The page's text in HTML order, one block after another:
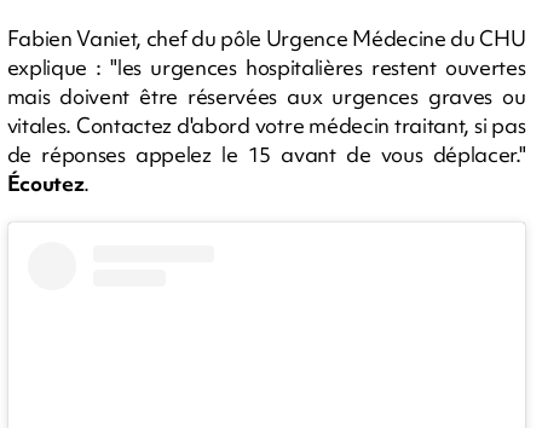
Fabien Vaniet, chef du pôle Urgence Médecine du CHU
explique : "les urgences hospitalières restent ouvertes
mais doivent être réservées aux urgences graves ou
vitales. Contactez d'abord votre médecin traitant, si pas
de réponses appelez le 15 avant de vous déplacer."
Écoutez.